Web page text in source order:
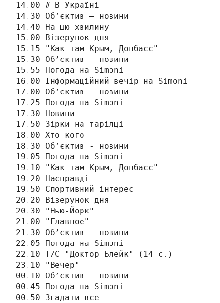
14.00 # В Україні
14.30 Об’єктив – новини
14.40 На цю хвилину
15.00 Візерунок дня
15.15 "Как там Крым, Донбасс"
15.30 Об’єктив - новини
15.55 Погода на Simonі
16.00 Інформаційний вечір на Simonі
17.00 Об’єктив - новини
17.25 Погода на Simonі
17.30 Новини
17.50 Зірки на тарілці
18.00 Хто кого
18.30 Об’єктив - новини
19.05 Погода на Simonі
19.10 "Как там Крым, Донбасс"
19.20 Насправді
19.50 Спортивний інтерес
20.20 Візерунок дня
20.30 "Нью-Йорк"
21.00 "Главное"
21.30 Об’єктив - новини
22.05 Погода на Simonі
22.10 Т/С "Доктор Блейк" (14 с.)
23.10 "Вечер"
00.10 Об’єктив - новини
00.45 Погода на Simonі
00.50 Згадати все